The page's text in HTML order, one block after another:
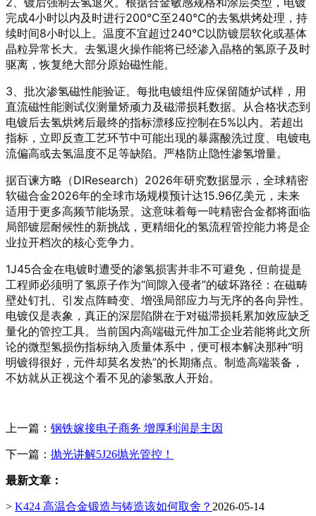
完成4小时以内及时进行200°C至240°C的去氢烘烤处理，持
续时间8小时以上。温度不宜超过240°C以防镀层软化或基体
晶粒异常长大。去氢退火操作能将已经渗入晶格的氢原子及时
驱离，恢复绝大部分原始磁性能。
3、批次渗氢磁性能验证。每批电镀组件应保留随炉试样，用
直流磁性能测试仪测量矫顽力及磁滞损耗数据。从合格状态到
电镀后去氢烘烤后最终的指标漂移应控制在5%以内。若超出
指标，立即反查工艺环节中可能出现的暴露酸洗过度、电镀电
流偏高或去氢温度不足等缺陷。严格防止隐性渗氢增量。
据百谏方略（DIResearch）2026年研究数据显示，全球精密
软磁合金2026年的全球市场规模预计达15.96亿美元，未来
适用于更多高频节能场景。这意味着每一吨精密合金都将面临
局部镀层耐候性的新挑战，更精细化的氢流程管控能力将是企
业拉开档次的核心竞争力。
1J45合金在电镀时遭受的渗氢损害并非不可避免，但前提是
工程师必须明了氢原子作为“间隙入侵者”的破坏路径：在磁畴
壁处钉扎、引发点阵畸变、增强局部应力与无序的各向异性。
电镀仅是表象，真正的深层陷阱在于对磁滞损耗累加效应缺乏
量化的管控工具。当前国内高端磁元件加工企业若能将此文所
论的微型氢损伤指标纳入质量体系中，便可根本解决那种“明
明镀得很好，元件却莫名发热”的长期痛点。制造高端装备，
不妨就从正视这个看不见的渗氢敌人开始。
上一篇： 钢铁嫁接电子商务 增厚利润是主因
下一篇： 抛光讲解5J26抛光管控！
最新文章：
> K424 高温合金锻造与铸造该如何取舍？ 2026-05-14